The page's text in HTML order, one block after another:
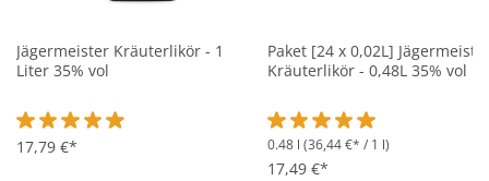
Jägermeister Kräuterlikör - 1
Liter 35% vol
Durchschnittliche Bewertung von 4.8 von 5 Sternen
17,79 €*
Paket [24 x 0,02L]
Kräuterlikör - 0,48L 35% vol
Durchschnittliche
0.48 l (36,44 €* / 1 l)
17,49 €*